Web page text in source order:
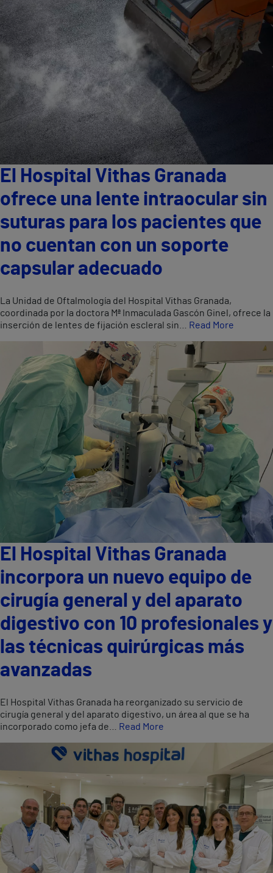
El Hospital Vithas Granada
ofrece una lente intraocular sin
suturas para los pacientes que
no cuentan con un soporte
capsular adecuado
La Unidad de Oftalmología del Hospital Vithas Granada,
coordinada por la doctora Mª Inmaculada Gascón Ginel, ofrece la
inserción de lentes de fijación escleral sin…
Read More
El Hospital Vithas Granada
incorpora un nuevo equipo de
cirugía general y del aparato
digestivo con 10 profesionales y
las técnicas quirúrgicas más
avanzadas
El Hospital Vithas Granada ha reorganizado su servicio de
cirugía general y del aparato digestivo, un área al que se ha
incorporado como jefa de…
Read More